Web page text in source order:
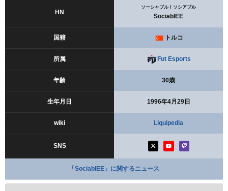
HN
ソーシャブル / ソシアブル
SociablEE
国籍 トルコ
所属 Fut Esports
年齢 30歳
生年月日 1996年4月29日
wiki Liquipedia
SNS
「SociablEE」に関するニュース